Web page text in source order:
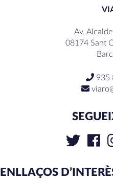
Av.
08174 Sant
935
ENLLAÇOS